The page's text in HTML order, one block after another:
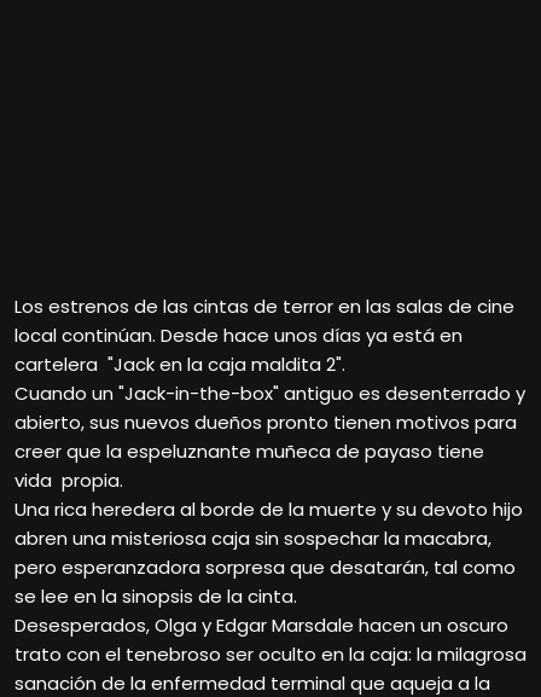
Los estrenos de las cintas de terror en las salas de cine
local continúan. Desde hace unos días ya está en
cartelera "Jack en la caja maldita 2".
Cuando un "Jack-in-the-box" antiguo es desenterrado y
abierto, sus nuevos dueños pronto tienen motivos para
creer que la espeluznante muñeca de payaso tiene
vida propia.
Una rica heredera al borde de la muerte y su devoto hijo
abren una misteriosa caja sin sospechar la macabra,
pero esperanzadora sorpresa que desatarán, tal como
se lee en la sinopsis de la cinta.
Desesperados, Olga y Edgar Marsdale hacen un oscuro
trato con el tenebroso ser oculto en la caja: la milagrosa
sanación de la enfermedad terminal que aqueja a la